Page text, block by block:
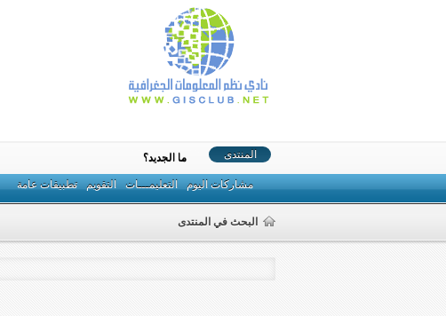
المنتدى
مشاركات اليوم التعليمـــات التقويم تطبيقات عامة
ما الجديد؟
البحث في المنتدى